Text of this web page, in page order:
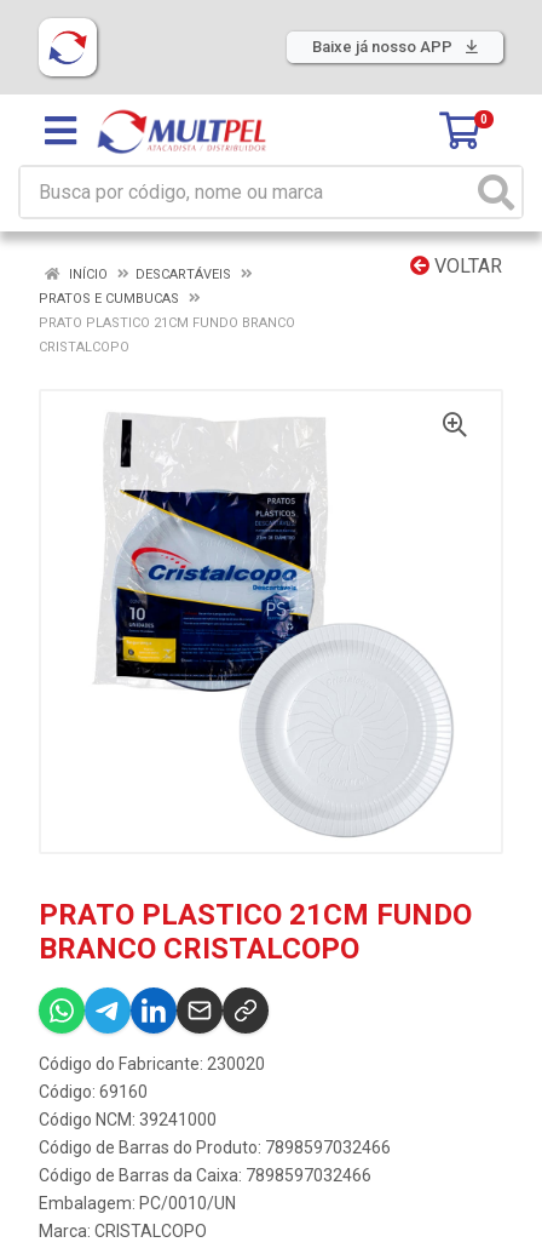
Baixe já nosso APP
0
VOLTAR
INÍCIO
DESCARTÁVEIS
PRATOS E CUMBUCAS
PRATO PLASTICO 21CM FUNDO BRANCO
CRISTALCOPO
PRATO PLASTICO 21CM FUNDO
BRANCO CRISTALCOPO
Código do Fabricante: 230020
Código: 69160
Código NCM: 39241000
Código de Barras do Produto: 7898597032466
Código de Barras da Caixa: 7898597032466
Embalagem: PC/0010/UN
Marca: CRISTALCOPO